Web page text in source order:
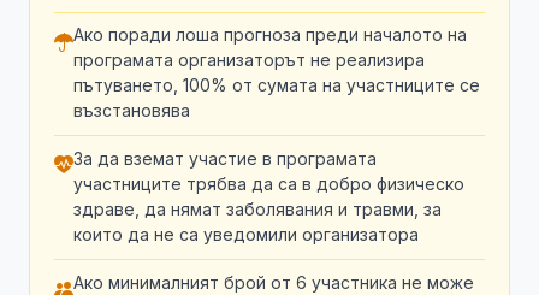
Ако поради лоша прогноза преди началото на
програмата организаторът не реализира
пътуването, 100% от сумата на участниците се
възстановява
За да вземат участие в програмата
участниците трябва да са в добро физическо
здраве, да нямат заболявания и травми, за
които да не са уведомили организатора
Ако минималният брой от 6 участника не може